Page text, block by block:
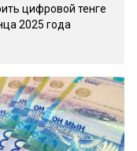
цифровой тенге
2025 года